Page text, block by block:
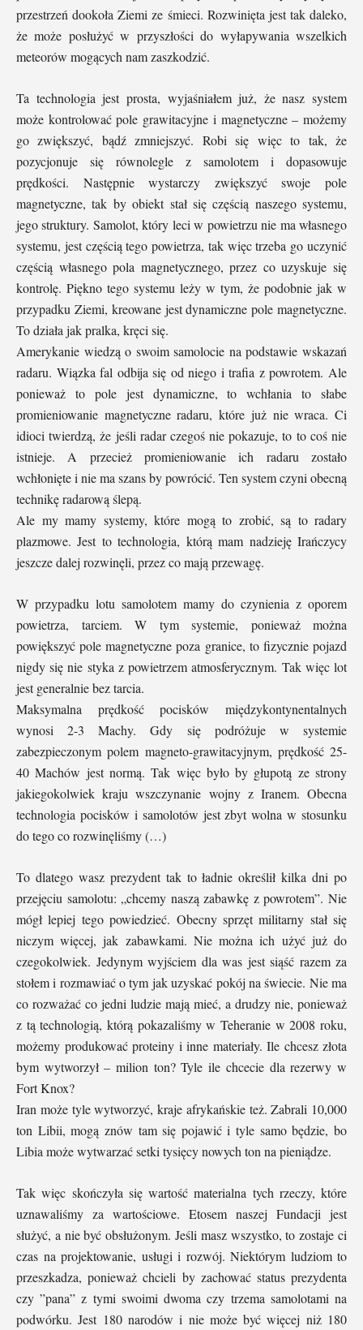
przestrzeń dookoła Ziemi ze śmieci. Rozwinięta jest tak daleko,
że może posłużyć w przyszłości do wyłapywania wszelkich
meteorów mogących nam zaszkodzić.
Ta technologia jest prosta, wyjaśniałem już, że nasz system
może kontrolować pole grawitacyjne i magnetyczne – możemy
go zwiększyć, bądź zmniejszyć. Robi się więc to tak, że
pozycjonuje się równolegle z samolotem i dopasowuje
prędkości. Następnie wystarczy zwiększyć swoje pole
magnetyczne, tak by obiekt stał się częścią naszego systemu,
jego struktury. Samolot, który leci w powietrzu nie ma własnego
systemu, jest częścią tego powietrza, tak więc trzeba go uczynić
częścią własnego pola magnetycznego, przez co uzyskuje się
kontrolę. Piękno tego systemu leży w tym, że podobnie jak w
przypadku Ziemi, kreowane jest dynamiczne pole magnetyczne.
To działa jak pralka, kręci się.
Amerykanie wiedzą o swoim samolocie na podstawie wskazań
radaru. Wiązka fal odbija się od niego i trafia z powrotem. Ale
ponieważ to pole jest dynamiczne, to wchłania to słabe
promieniowanie magnetyczne radaru, które już nie wraca. Ci
idioci twierdzą, że jeśli radar czegoś nie pokazuje, to to coś nie
istnieje. A przecież promieniowanie ich radaru zostało
wchłonięte i nie ma szans by powrócić. Ten system czyni obecną
technikę radarową ślepą.
Ale my mamy systemy, które mogą to zrobić, są to radary
plazmowe. Jest to technologia, którą mam nadzieję Irańczycy
jeszcze dalej rozwinęli, przez co mają przewagę.
W przypadku lotu samolotem mamy do czynienia z oporem
powietrza, tarciem. W tym systemie, ponieważ można
powiększyć pole magnetyczne poza granice, to fizycznie pojazd
nigdy się nie styka z powietrzem atmosferycznym. Tak więc lot
jest generalnie bez tarcia.
Maksymalna prędkość pocisków międzykontynentalnych
wynosi 2-3 Machy. Gdy się podróżuje w systemie
zabezpieczonym polem magneto-grawitacyjnym, prędkość 25-
40 Machów jest normą. Tak więc było by głupotą ze strony
jakiegokolwiek kraju wszczynanie wojny z Iranem. Obecna
technologia pocisków i samolotów jest zbyt wolna w stosunku
do tego co rozwinęliśmy (…)
To dlatego wasz prezydent tak to ładnie określił kilka dni po
przejęciu samolotu: „chcemy naszą zabawkę z powrotem”. Nie
mógł lepiej tego powiedzieć. Obecny sprzęt militarny stał się
niczym więcej, jak zabawkami. Nie można ich użyć już do
czegokolwiek. Jedynym wyjściem dla was jest siąść razem za
stołem i rozmawiać o tym jak uzyskać pokój na świecie. Nie ma
co rozważać co jedni ludzie mają mieć, a drudzy nie, ponieważ
z tą technologią, którą pokazaliśmy w Teheranie w 2008 roku,
możemy produkować proteiny i inne materiały. Ile chcesz złota
bym wytworzył – milion ton? Tyle ile chcecie dla rezerwy w
Fort Knox?
Iran może tyle wytworzyć, kraje afrykańskie też. Zabrali 10,000
ton Libii, mogą znów tam się pojawić i tyle samo będzie, bo
Libia może wytwarzać setki tysięcy nowych ton na pieniądze.
Tak więc skończyła się wartość materialna tych rzeczy, które
uznawaliśmy za wartościowe. Etosem naszej Fundacji jest
służyć, a nie być obsłużonym. Jeśli masz wszystko, to zostaje ci
czas na projektowanie, usługi i rozwój. Niektórym ludziom to
przeszkadza, ponieważ chcieli by zachować status prezydenta
czy ”pana” z tymi swoimi dwoma czy trzema samolotami na
podwórku. Jest 180 narodów i nie może być więcej niż 180